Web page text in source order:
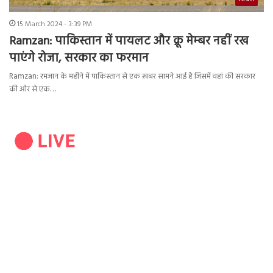
15 March 2024 - 3:39 PM
Ramzan: पाकिस्तान में पायलट और क्रू मेम्बर नहीं रख
पाएंगे रोजा, सरकार का फरमान
Ramzan: रमजान के महीने में पाकिस्तान से एक ख़बर सामने आई है जिसमें वहां की सरकार
की ओर से एक…